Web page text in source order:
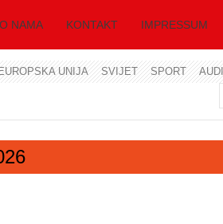
O NAMA KONTAKT IMPRESSUM
UNIJA SVIJET SPORT